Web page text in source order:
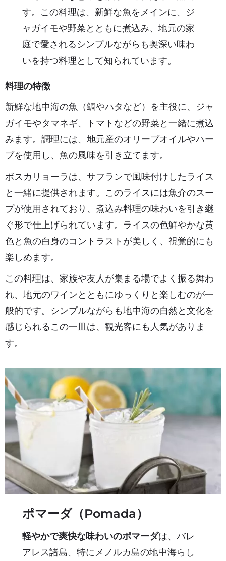
す。この料理は、新鮮な魚をメインに、ジ
ャガイモや野菜とともに煮込み、地元の家
庭で愛されるシンプルながらも奥深い味わ
いを持つ料理として知られています。
料理の特徴
新鮮な地中海の魚（鯛やハタなど）を主役に、ジャ
ガイモやタマネギ、トマトなどの野菜と一緒に煮込
みます。調理には、地元産のオリーブオイルやハー
ブを使用し、魚の風味を引き立てます。
ボスカリョーラは、サフランで風味付けしたライス
と一緒に提供されます。このライスには魚介のスー
プが使用されており、煮込み料理の味わいを引き継
ぐ形で仕上げられています。ライスの色鮮やかな黄
色と魚の白身のコントラストが美しく、視覚的にも
楽しめます。
この料理は、家族や友人が集まる場でよく振る舞わ
れ、地元のワインとともにゆっくりと楽しむのが一
般的です。シンプルながらも地中海の自然と文化を
感じられるこの一皿は、観光客にも人気がありま
す。
ポマーダ（Pomada）
軽やかで爽快な味わいのポマーダは、バレ
アレス諸島、特にメノルカ島の地中海らし